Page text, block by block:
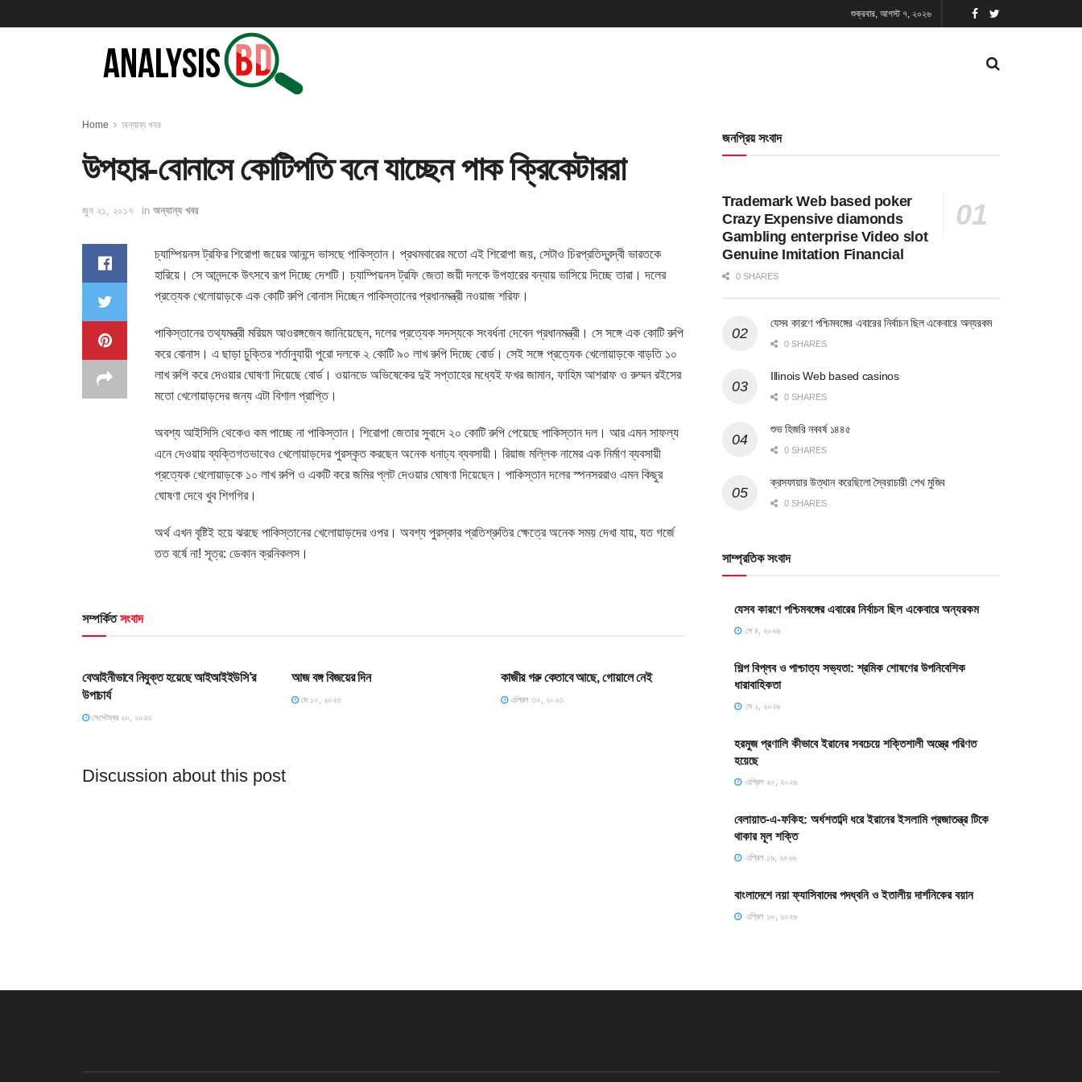
শুক্রবার, আগস্ট ৭, ২০২৬
Home অন্যান্য খবর
উপহার-বোনাসে কোটিপতি বনে যাচ্ছেন পাক ক্রিকেটাররা
জুন ২১, ২০১৭ in অন্যান্য খবর
চ্যাম্পিয়নস ট্রফির শিরোপা জয়ের আনন্দে ভাসছে পাকিস্তান। প্রথমবারের মতো এই শিরোপা জয়, সেটাও চিরপ্রতিদ্বন্দ্বী ভারতকে
হারিয়ে। সে আনন্দকে উৎসবে রূপ দিচ্ছে দেশটি। চ্যাম্পিয়নস ট্রফি জেতা জয়ী দলকে উপহারের বন্যায় ভাসিয়ে দিচ্ছে তারা। দলের
প্রত্যেক খেলোয়াড়কে এক কোটি রুপি বোনাস দিচ্ছেন পাকিস্তানের প্রধানমন্ত্রী নওয়াজ শরিফ।
পাকিস্তানের তথ্যমন্ত্রী মরিয়ম আওরঙ্গজেব জানিয়েছেন, দলের প্রত্যেক সদস্যকে সংবর্ধনা দেবেন প্রধানমন্ত্রী। সে সঙ্গে এক কোটি রুপি
করে বোনাস। এ ছাড়া চুক্তির শর্তানুযায়ী পুরো দলকে ২ কোটি ৯০ লাখ রুপি দিচ্ছে বোর্ড। সেই সঙ্গে প্রত্যেক খেলোয়াড়কে বাড়তি ১০
লাখ রুপি করে দেওয়ার ঘোষণা দিয়েছে বোর্ড। ওয়ানডে অভিষেকের দুই সপ্তাহের মধ্যেই ফখর জামান, ফাহিম আশরাফ ও রুম্মন রইসের
মতো খেলোয়াড়দের জন্য এটা বিশাল প্রাপ্তি।
অবশ্য আইসিসি থেকেও কম পাচ্ছে না পাকিস্তান। শিরোপা জেতার সুবাদে ২০ কোটি রুপি পেয়েছে পাকিস্তান দল। আর এমন সাফল্য
এনে দেওয়ায় ব্যক্তিগতভাবেও খেলোয়াড়দের পুরস্কৃত করছেন অনেক ধনাঢ্য ব্যবসায়ী। রিয়াজ মল্লিক নামের এক নির্মাণ ব্যবসায়ী
প্রত্যেক খেলোয়াড়কে ১০ লাখ রুপি ও একটি করে জমির প্লট দেওয়ার ঘোষণা দিয়েছেন। পাকিস্তান দলের স্পনসররাও এমন কিছুর
ঘোষণা দেবে খুব শিগগির।
অর্থ এখন বৃষ্টিই হয়ে ঝরছে পাকিস্তানের খেলোয়াড়দের ওপর। অবশ্য পুরস্কার প্রতিশ্রুতির ক্ষেত্রে অনেক সময় দেখা যায়, যত গর্জে
তত বর্ষে না! সূত্র: ডেকান ক্রনিকলস।
সম্পর্কিতসংবাদ
বেআইনীভাবে নিযুক্ত হয়েছে আইআইইউসি’র
উপাচার্য
সেপ্টেম্বর ২০, ২০২৩
আজ বঙ্গ বিজয়ের দিন
মে ১০, ২০২৩
কাজীর গরু কেতাবে আছে, গোয়ালে নেই
এপ্রিল ৩০, ২০২৩
Discussion about this post
জনপ্রিয় সংবাদ
Trademark Web based poker
Crazy Expensive diamonds
Gambling enterprise Video slot
Genuine Imitation Financial
0 SHARES
যেসব কারণে পশ্চিমবঙ্গের এবারের নির্বাচন ছিল একেবারে অন্যরকম
0 SHARES
Illinois Web based casinos
0 SHARES
শুভ হিজরি নববর্ষ ১৪৪৫
0 SHARES
ক্রসফায়ার উত্থান করেছিলো স্বৈরাচারী শেখ মুজিব
0 SHARES
সাম্প্রতিক সংবাদ
যেসব কারণে পশ্চিমবঙ্গের এবারের নির্বাচন ছিল একেবারে অন্যরকম
মে ৪, ২০২৬
শিল্প বিপ্লব ও পাশ্চাত্য সভ্যতা: শ্রমিক শোষণের উপনিবেশিক
ধারাবাহিকতা
মে ২, ২০২৬
হরমুজ প্রণালি কীভাবে ইরানের সবচেয়ে শক্তিশালী অস্ত্রে পরিণত
হয়েছে
এপ্রিল ২০, ২০২৬
বেলায়াত-এ-ফকিহ: অর্ধশতাব্দি ধরে ইরানের ইসলামি প্রজাতন্ত্র টিকে
থাকার মূল শক্তি
এপ্রিল ১৯, ২০২৬
বাংলাদেশে নয়া ফ্যাসিবাদের পদধ্বনি ও ইতালীয় দার্শনিকের বয়ান
এপ্রিল ১৮, ২০২৬